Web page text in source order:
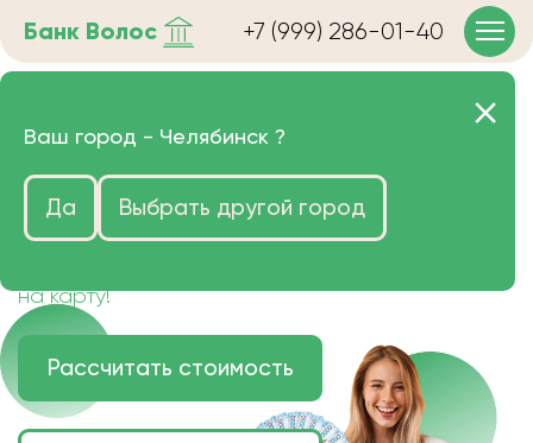
Банк Волос +7 (999) 286-01-40
Продать волосы в
Челябинске очень дорого
Цена зависит от длины, цвета и структуры
на карту!
Рассчитать стоимость
Ваш город - Челябинск ?
Да Выбрать другой город